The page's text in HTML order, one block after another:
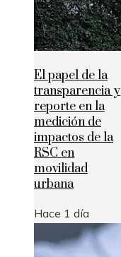
El papel de la
transparencia y
reporte en la
medición de
impactos de la
RSC en
movilidad
urbana
Hace 1 día